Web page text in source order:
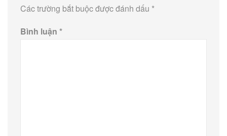
Các trường bắt buộc được đánh dấu *
Bình luận *